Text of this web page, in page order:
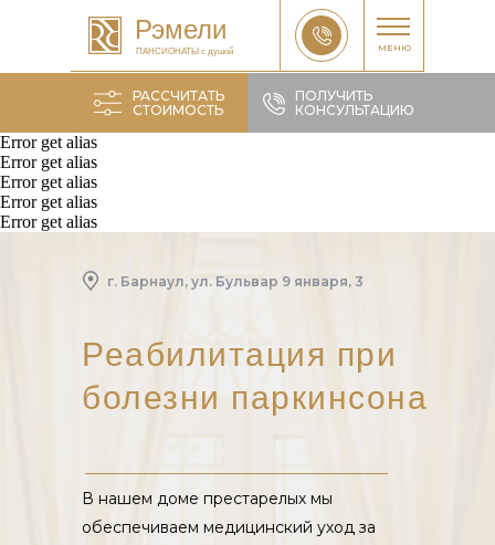
МЕНЮ
Рэмели
ПАНСИОНАТЫ с душой
РАССЧИТАТЬ
СТОИМОСТЬ
ПОЛУЧИТЬ
КОНСУЛЬТАЦИЮ
Error get alias
Error get alias
Error get alias
Error get alias
Error get alias
Реабилитация при
болезни паркинсона
В нашем доме престарелых мы
обеспечиваем медицинский уход за
г. Барнаул, ул. Бульвар 9 января, 3